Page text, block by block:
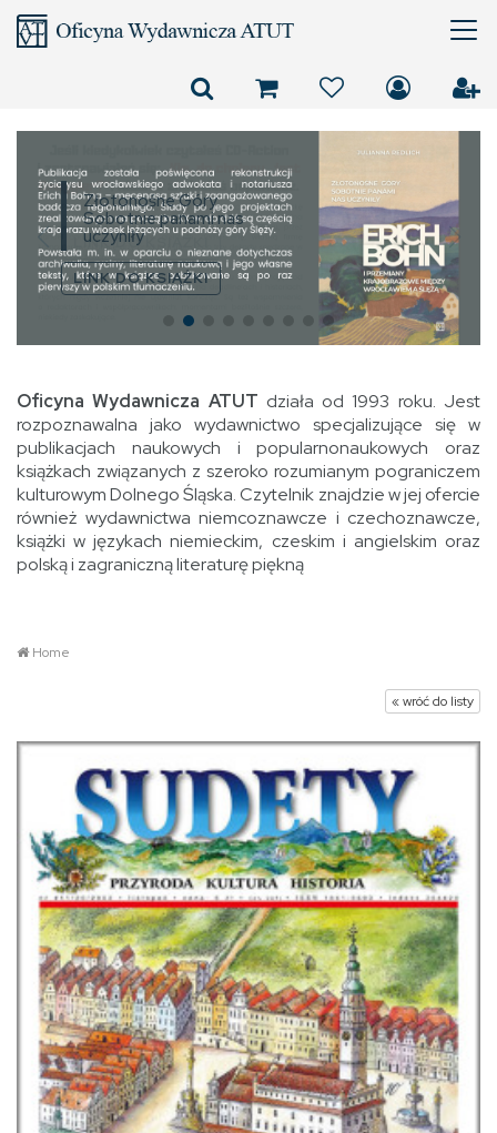
Złotonośne Góry
Sobotnie panami nas
uczyniły
LINK DO KSIĄŻKI
Oficyna Wydawnicza ATUT działa od 1993 roku. Jest
rozpoznawalna jako wydawnictwo specjalizujące się w
publikacjach naukowych i popularnonaukowych oraz
książkach związanych z szeroko rozumianym pograniczem
kulturowym Dolnego Śląska. Czytelnik znajdzie w jej ofercie
również wydawnictwa niemcoznawcze i czechoznawcze,
książki w językach niemieckim, czeskim i angielskim oraz
polską i zagraniczną literaturę piękną
Home
« wróć do listy